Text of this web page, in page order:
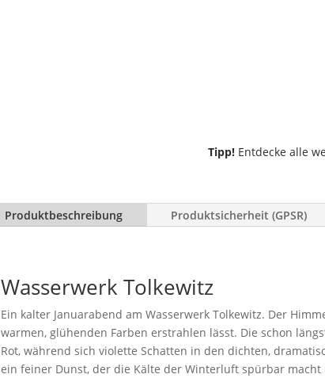
Tipp!Entdecke alle
Produktbeschreibung Produktsicherheit (GPSR)
Wasserwerk Tolkewitz
Ein kalter Januarabend am Wasserwerk Tolkewitz. Der
warmen, glühenden Farben erstrahlen lässt. Die schon
Rot, während sich violette Schatten in den dichten,
ein feiner Dunst, der die Kälte der Winterluft spürbar